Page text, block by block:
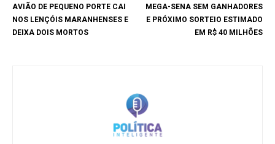
AVIÃO DE PEQUENO PORTE CAI
NOS LENÇÓIS MARANHENSES E
DEIXA DOIS MORTOS
MEGA-SENA SEM GANHADORES
E PRÓXIMO SORTEIO ESTIMADO
EM R$ 40 MILHÕES